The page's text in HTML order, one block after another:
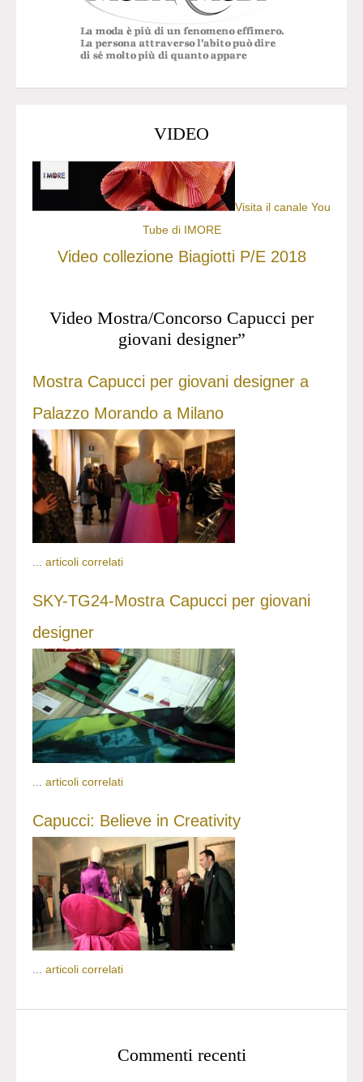
VIDEO
Visita il canale You
Tube di IMORE
Video collezione Biagiotti P/E 2018
Video Mostra/Concorso Capucci per
giovani designer”
Mostra Capucci per giovani designer a
Palazzo Morando a Milano
articoli correlati
SKY-TG24-Mostra Capucci per giovani
designer
articoli correlati
Capucci: Believe in Creativity
... articoli correlati
Commenti recenti